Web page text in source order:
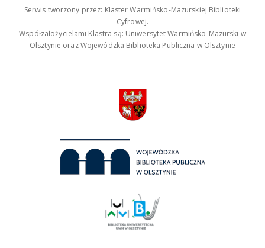
Serwis tworzony przez: Klaster Warmińsko-Mazurskiej Biblioteki
Cyfrowej.
Współzałożycielami Klastra są: Uniwersytet Warmińsko-Mazurski w
Olsztynie oraz Wojewódzka Biblioteka Publiczna w Olsztynie